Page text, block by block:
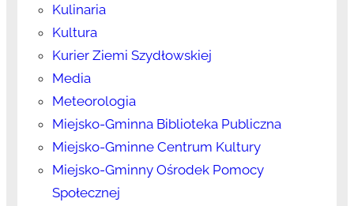
Kulinaria
Kultura
Kurier Ziemi Szydłowskiej
Media
Meteorologia
Miejsko-Gminna Biblioteka Publiczna
Miejsko-Gminne Centrum Kultury
Miejsko-Gminny Ośrodek Pomocy
Społecznej